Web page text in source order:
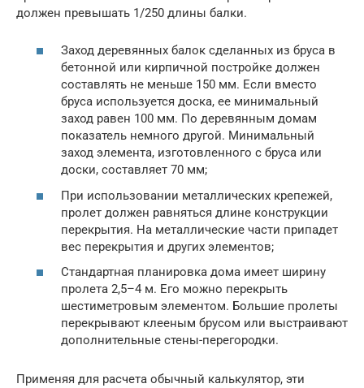
должен превышать 1/250 длины балки.
Заход деревянных балок сделанных из бруса в
бетонной или кирпичной постройке должен
составлять не меньше 150 мм. Если вместо
бруса используется доска, ее минимальный
заход равен 100 мм. По деревянным домам
показатель немного другой. Минимальный
заход элемента, изготовленного с бруса или
доски, составляет 70 мм;
При использовании металлических крепежей,
пролет должен равняться длине конструкции
перекрытия. На металлические части припадет
вес перекрытия и других элементов;
Стандартная планировка дома имеет ширину
пролета 2,5–4 м. Его можно перекрыть
шестиметровым элементом. Большие пролеты
перекрывают клееным брусом или выстраивают
дополнительные стены-перегородки.
Применяя для расчета обычный калькулятор, эти